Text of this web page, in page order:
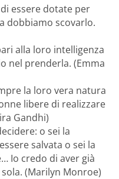
essere dotate per
dobbiamo scovarlo.
alla loro intelligenza
nel prenderla. (Emma
la loro vera natura
libere di realizzare
Gandhi)
o sei la
salvata o sei la
Io credo di aver già
(Marilyn Monroe)